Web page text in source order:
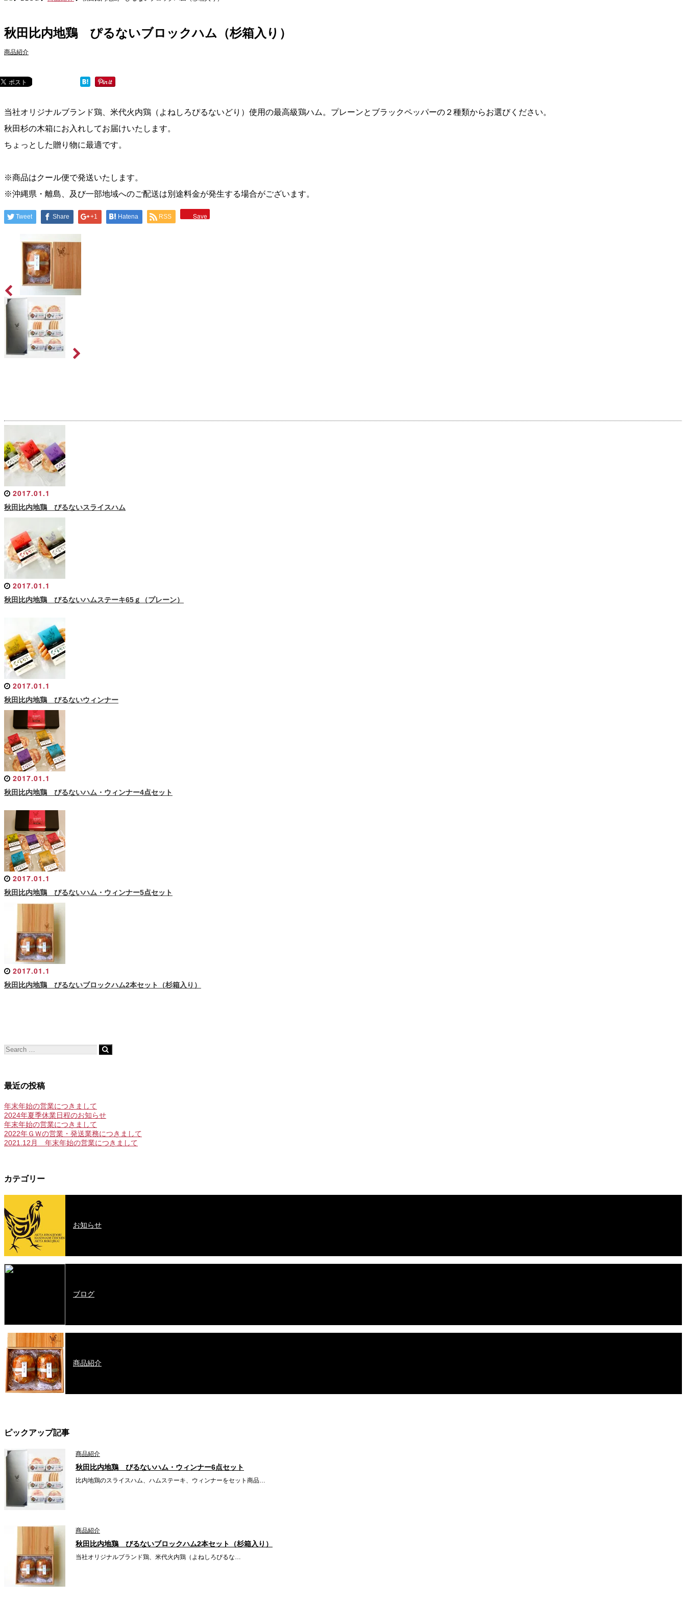
秋田比内地鶏 ぴるないブロックハム（杉箱入り）
商品紹介
当社オリジナルブランド鶏、米代火内鶏（よねしろぴるないどり）使用の最高級鶏ハム。プレーンとブラックペッパーの２種類からお選びください。
秋田杉の木箱にお入れしてお届けいたします。
ちょっとした贈り物に最適です。
※商品はクール便で発送いたします。
※沖縄県・離島、及び一部地域へのご配送は別途料金が発生する場合がございます。
Tweet Share +1 Hatena RSS Save
2017.01.1
秋田比内地鶏 ぴるないスライスハム
2017.01.1
秋田比内地鶏 ぴるないハムステーキ65ｇ（プレーン）
2017.01.1
秋田比内地鶏 ぴるないウィンナー
2017.01.1
秋田比内地鶏 ぴるないハム・ウィンナー4点セット
2017.01.1
秋田比内地鶏 ぴるないハム・ウィンナー5点セット
2017.01.1
秋田比内地鶏 ぴるないブロックハム2本セット（杉箱入り）
最近の投稿
年末年始の営業につきまして
2024年夏季休業日程のお知らせ
年末年始の営業につきまして
2022年ＧＷの営業・発送業務につきまして
2021.12月 年末年始の営業につきまして
カテゴリー
お知らせ
ブログ
商品紹介
ピックアップ記事
商品紹介
秋田比内地鶏 ぴるないハム・ウィンナー6点セット
比内地鶏のスライスハム、ハムステーキ、ウィンナーをセット商品…
商品紹介
秋田比内地鶏 ぴるないブロックハム2本セット（杉箱入り）
当社オリジナルブランド鶏、米代火内鶏（よねしろぴるな…